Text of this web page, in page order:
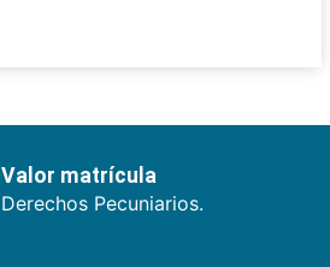
Valor matrícula
Derechos Pecuniarios.